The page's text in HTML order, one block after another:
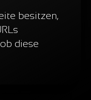
besitzen,
diese